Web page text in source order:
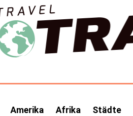
Amerika Afrika Städte